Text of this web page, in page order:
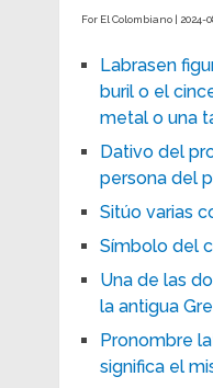
For El Colombiano | 2024-
Labrasen
buril o el
metal o una
Dativo del
persona del
Sitúo varias
Símbolo del
Una de las
la antigua
Pronombre
significa el